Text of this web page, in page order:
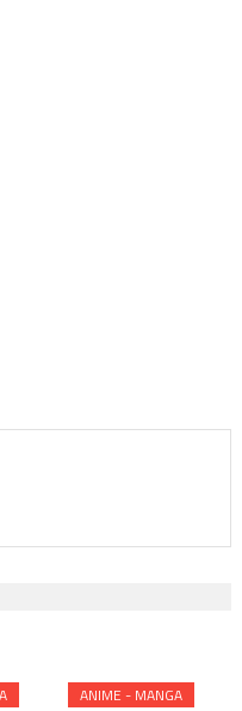
ANIME - MANGA